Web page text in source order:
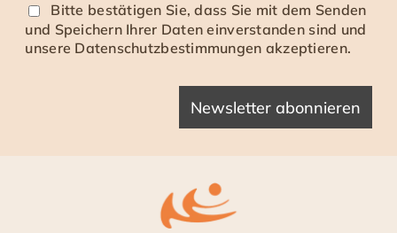
Bitte bestätigen Sie, dass Sie mit dem Senden
und Speichern Ihrer Daten einverstanden sind und
unsere Datenschutzbestimmungen akzeptieren.